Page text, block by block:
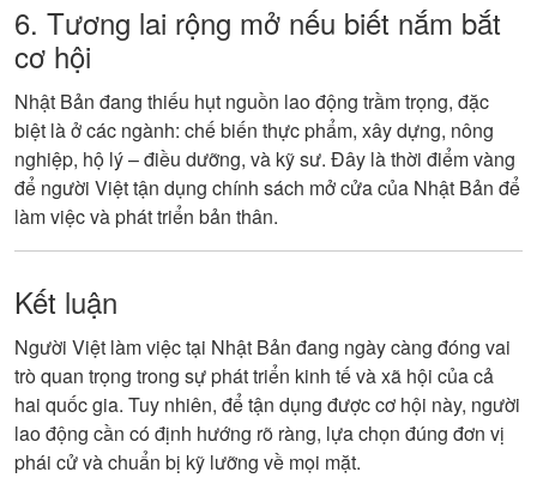
6. Tương lai rộng mở nếu biết nắm bắt
cơ hội
Nhật Bản đang thiếu hụt nguồn lao động trầm trọng, đặc
biệt là ở các ngành: chế biến thực phẩm, xây dựng, nông
nghiệp, hộ lý – điều dưỡng, và kỹ sư. Đây là thời điểm vàng
để người Việt tận dụng chính sách mở cửa của Nhật Bản để
làm việc và phát triển bản thân.
Kết luận
Người Việt làm việc tại Nhật Bản đang ngày càng đóng vai
trò quan trọng trong sự phát triển kinh tế và xã hội của cả
hai quốc gia. Tuy nhiên, để tận dụng được cơ hội này, người
lao động cần có định hướng rõ ràng, lựa chọn đúng đơn vị
phái cử và chuẩn bị kỹ lưỡng về mọi mặt.